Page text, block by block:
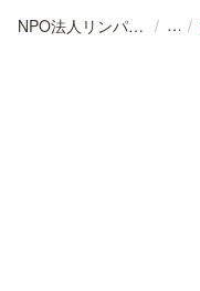
NPO法人リンパカフェ / /